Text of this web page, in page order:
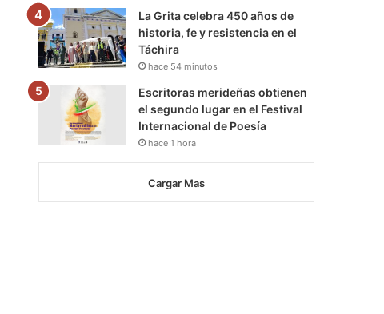
La Grita celebra 450 años de
historia, fe y resistencia en el
Táchira
hace 54 minutos
Escritoras merideñas obtienen
el segundo lugar en el Festival
Internacional de Poesía
hace 1 hora
Cargar Mas